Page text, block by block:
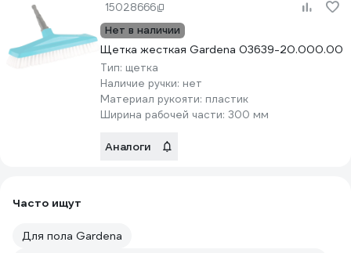
15028666
Нет в наличии
Щетка жесткая Gardena 03639-20.000.00
Тип: щетка
Наличие ручки: нет
Материал рукояти: пластик
Ширина рабочей части: 300 мм
Аналоги
Часто ищут
Для пола Gardena